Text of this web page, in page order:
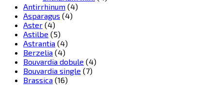
Antirrhinum (4)
Asparagus (4)
Aster (4)
Astilbe (5)
Astrantia (4)
Berzelia (4)
Bouvardia dobule (4)
Bouvardia single (7)
Brassica (16)